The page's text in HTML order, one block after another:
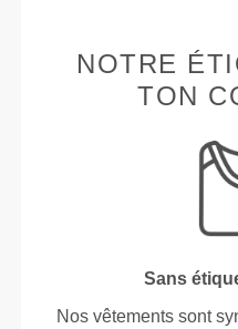
NOTRE
TON
Sans
Nos vêtements sont